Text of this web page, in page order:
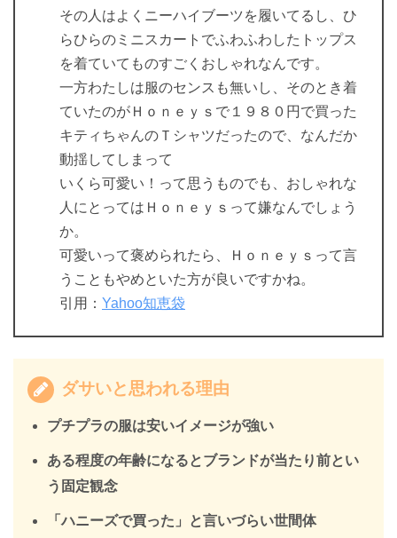
その人はよくニーハイブーツを履いてるし、ひ
らひらのミニスカートでふわふわしたトップス
を着ていてものすごくおしゃれなんです。
一方わたしは服のセンスも無いし、そのとき着
ていたのがＨｏｎｅｙｓで１９８０円で買った
キティちゃんのＴシャツだったので、なんだか
動揺してしまって
いくら可愛い！って思うものでも、おしゃれな
人にとってはＨｏｎｅｙｓって嫌なんでしょう
か。
可愛いって褒められたら、Ｈｏｎｅｙｓって言
うこともやめといた方が良いですかね。
引用： Yahoo知恵袋
ダサいと思われる理由
プチプラの服は安いイメージが強い
ある程度の年齢になるとブランドが当たり前とい
う固定観念
「ハニーズで買った」と言いづらい世間体